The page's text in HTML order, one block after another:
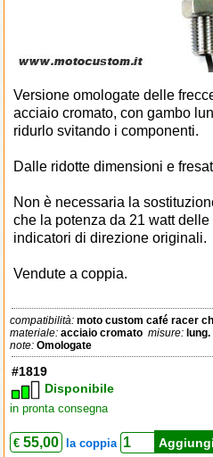
Versione omologate delle
acciaio cromato, con gambo
ridurlo svitando i componenti.
Dalle ridotte dimensioni e
Non è necessaria la
che la potenza da 21 watt
indicatori di direzione originali.
Vendute a coppia.
compatibilità:moto custom café racer
materiale:acciaio cromato misure:
note:Omologate
#1819
Disponibile
in pronta consegna
€ 55,00 la coppia